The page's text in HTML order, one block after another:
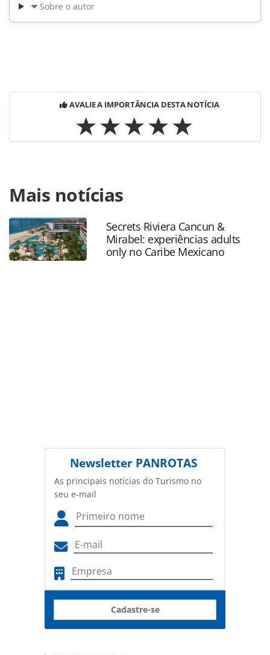
Sobre o autor
AVALIE A IMPORTÂNCIA DESTA NOTÍCIA
https://www.panrotas.com.br/noticia-
turismo/hotelaria/2014/02/paris-assiste-a-mais-um-leilao-
em-hotel-de-luxo_97516.html ou as ferramentas oferecidas
na página. Todo o conteúdo produzido pela PANROTAS
Editora é protegido pela legislação brasileira sobre direito
autoral. Não reproduza o conteúdo sem autorização da
Mais notícias
Secrets Riviera Cancun &
Mirabel: experiências adults
only no Caribe Mexicano
Newsletter PANROTAS
As principais notícias do Turismo no
seu e-mail
Cadastre-se